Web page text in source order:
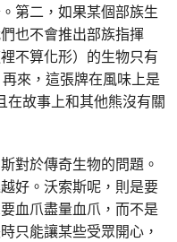
第二，如果某個部族生
也不會推出部族指揮
不算化形）的生物只有
再來，這張牌在風味上是
故事上和其他熊沒有關
對於傳奇生物的問題。
好。沃索斯呢，則是要
血爪盡量血爪，而不是
只能讓某些受眾開心，